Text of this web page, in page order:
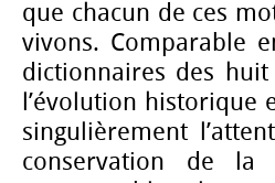
que chacun de ces
vivons. Comparable
dictionnaires des
l’évolution historique
singulièrement
conservation de